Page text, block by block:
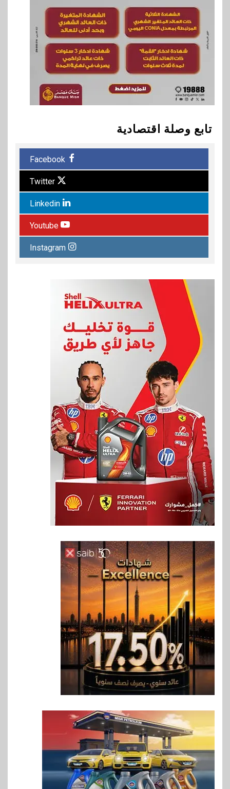
تابع وصلة اقتصادية
Facebook
Twitter
Linkedin
Youtube
Instagram
6
اخبار
غرفة القاهرة تنظم ندوة إلكترونية
لدعم الصادرات وتحقيق
مستهدفات رؤية مصر 2030
7
بنوك
بنك مصر يشارك في فعالية اليوم
العالمي للشباب ويقدم العديد من
العروض المجانية
بنك QNB مصر يعزز جاهزية
المشروعات الصغيرة والمتوسطة
للنمو والتوسع
9 اخبار
فيكسد مصر و”حلول” تتشاركان